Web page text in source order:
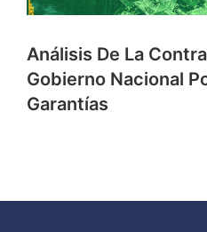
Análisis De La
Gobierno Nacional
Garantías